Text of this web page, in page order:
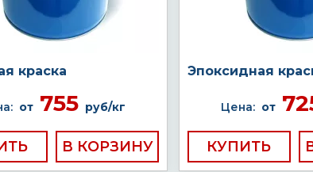
краска
от755 руб/кг
Эпоксидная
Цена: от
КУПИТЬ